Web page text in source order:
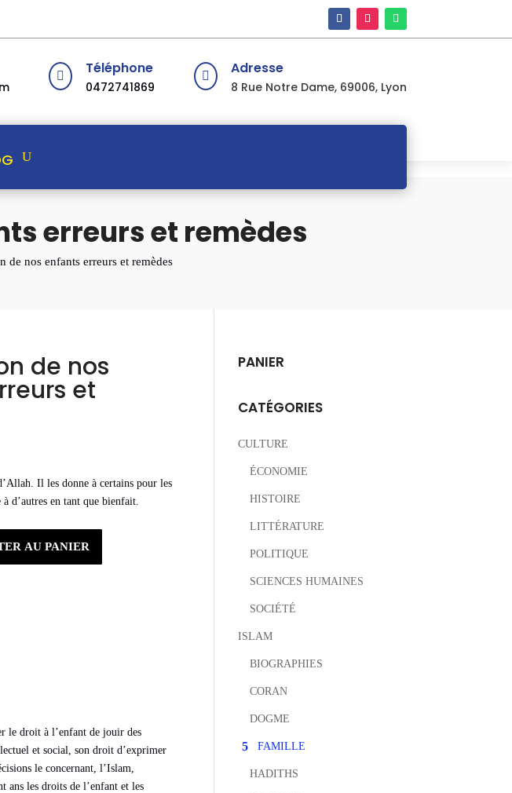
 Téléphone
0472741869
 Adresse
8 Rue Notre Dame, 69006, Lyon
erreurs et remèdes
de nos enfants erreurs et remèdes
de nos
et
Il les donne à certains pour les
d’autres en tant que bienfait.
AU PANIER
le droit à l’enfant de jouir des
et social, son droit d’exprimer
le concernant, l’Islam,
ans les droits de l’enfant et les
PANIER
CATÉGORIES
CULTURE
ÉCONOMIE
HISTOIRE
LITTÉRATURE
POLITIQUE
SCIENCES HUMAINES
SOCIÉTÉ
ISLAM
BIOGRAPHIES
CORAN
DOGME
FAMILLE
HADITHS